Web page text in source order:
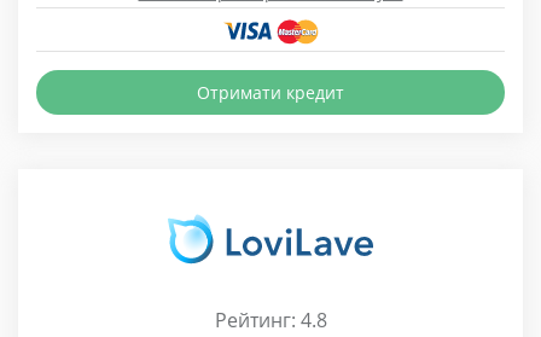
Отримати кредит
Рейтинг: 4.8